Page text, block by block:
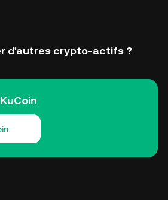
d'autres crypto-actifs ?